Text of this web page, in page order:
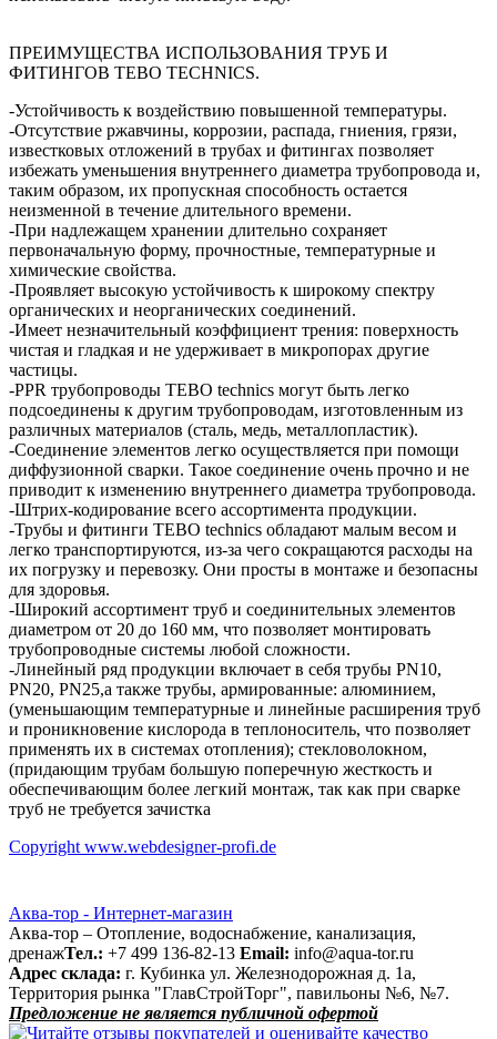
ПРЕИМУЩЕСТВА ИСПОЛЬЗОВАНИЯ ТРУБ И
ФИТИНГОВ TEBO TECHNICS.
-Устойчивость к воздействию повышенной температуры.
-Отсутствие ржавчины, коррозии, распада, гниения, грязи,
известковых отложений в трубах и фитингах позволяет
избежать уменьшения внутреннего диаметра трубопровода и,
таким образом, их пропускная способность остается
неизменной в течение длительного времени.
-При надлежащем хранении длительно сохраняет
первоначальную форму, прочностные, температурные и
химические свойства.
-Проявляет высокую устойчивость к широкому спектру
органических и неорганических соединений.
-Имеет незначительный коэффициент трения: поверхность
чистая и гладкая и не удерживает в микропорах другие
частицы.
-PPR трубопроводы TEBO technics могут быть легко
подсоединены к другим трубопроводам, изготовленным из
различных материалов (сталь, медь, металлопластик).
-Соединение элементов легко осуществляется при помощи
диффузионной сварки. Такое соединение очень прочно и не
приводит к изменению внутреннего диаметра трубопровода.
-Штрих-кодирование всего ассортимента продукции.
-Трубы и фитинги TEBO technics обладают малым весом и
легко транспортируются, из-за чего сокращаются расходы на
их погрузку и перевозку. Они просты в монтаже и безопасны
для здоровья.
-Широкий ассортимент труб и соединительных элементов
диаметром от 20 до 160 мм, что позволяет монтировать
трубопроводные системы любой сложности.
-Линейный ряд продукции включает в себя трубы PN10,
PN20, PN25,а также трубы, армированные: алюминием,
(уменьшающим температурные и линейные расширения труб
и проникновение кислорода в теплоноситель, что позволяет
применять их в системах отопления); стекловолокном,
(придающим трубам большую поперечную жесткость и
обеспечивающим более легкий монтаж, так как при сварке
труб не требуется зачистка
Copyright www.webdesigner-profi.de
Аква-тор - Интернет-магазин
Аква-тор – Отопление, водоснабжение, канализация,
дренажТел.: +7 499 136-82-13 Email: info@aqua-tor.ru
Адрес склада: г. Кубинка ул. Железнодорожная д. 1а,
Территория рынка "ГлавСтройТорг", павильоны №6, №7.
Предложение не является публичной офертой